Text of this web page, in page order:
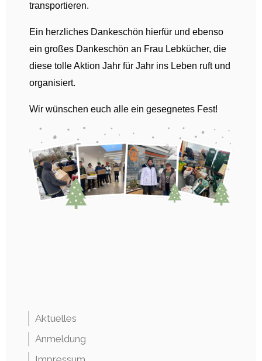
Aktuelles
Anmeldung
transportieren.
Ein herzliches Dankeschön hierfür und ebenso
ein großes Dankeschön an Frau Lebkücher, die
diese tolle Aktion Jahr für Jahr ins Leben ruft und
organisiert.
Wir wünschen euch alle ein gesegnetes Fest!